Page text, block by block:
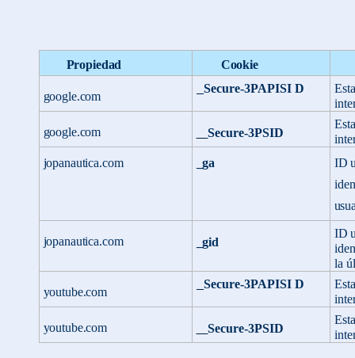
Propiedad Cookie
google.com
Secure-3PAPISID
google.com Secure-3PSID
jopanautica.com
_ga ID
jopanautica.com _gid
ID
la
youtube.com
Secure-3PAPISID
youtube.com Secure-3PSID